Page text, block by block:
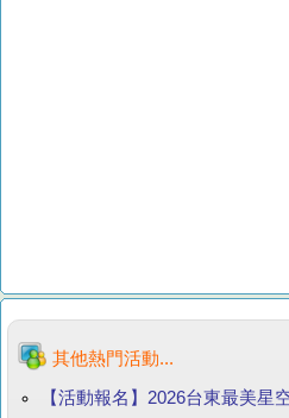
其他熱門活動...
【活動報名】2026台東最美星